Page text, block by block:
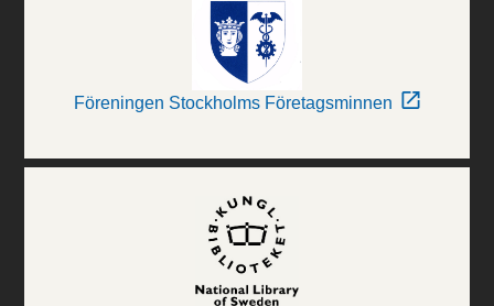
Föreningen Stockholms Företagsminnen